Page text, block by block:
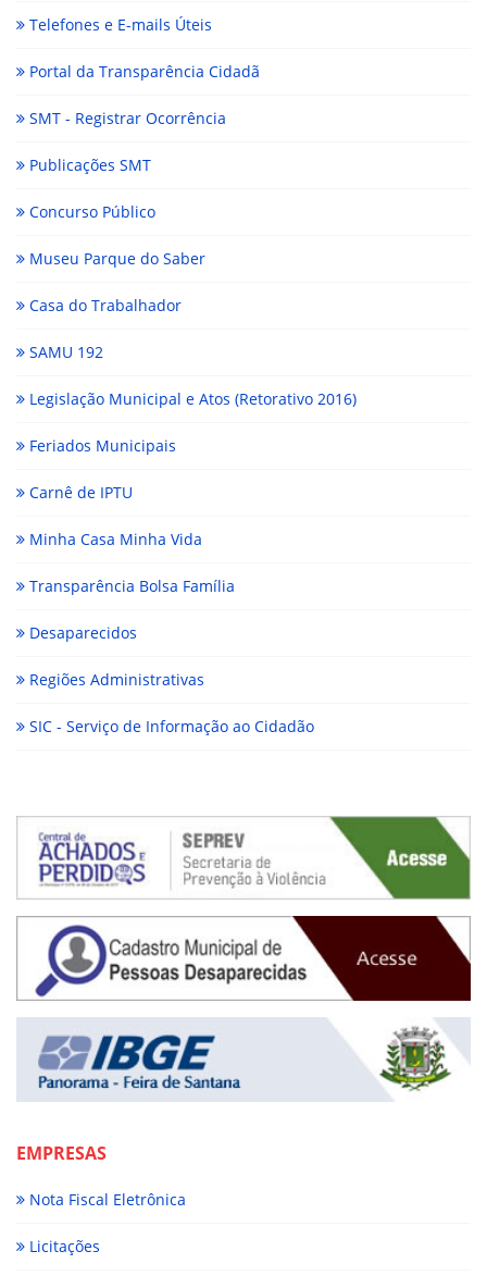
Telefones e E-mails Úteis
Portal da Transparência Cidadã
SMT - Registrar Ocorrência
Publicações SMT
Concurso Público
Museu Parque do Saber
Casa do Trabalhador
SAMU 192
Legislação Municipal e Atos (Retorativo 2016)
Feriados Municipais
Carnê de IPTU
Minha Casa Minha Vida
Transparência Bolsa Família
Desaparecidos
Regiões Administrativas
SIC - Serviço de Informação ao Cidadão
EMPRESAS
Nota Fiscal Eletrônica
Licitações